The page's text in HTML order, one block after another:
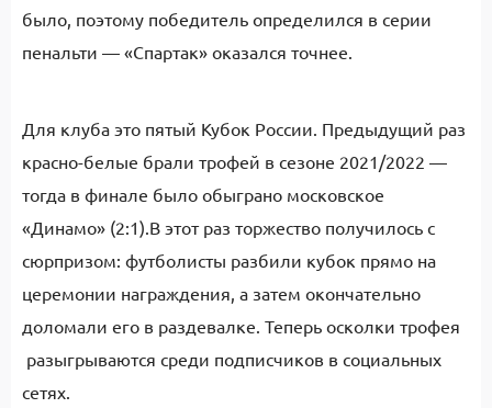
было, поэтому победитель определился в серии
пенальти — «Спартак» оказался точнее.
Для клуба это пятый Кубок России. Предыдущий раз
красно-белые брали трофей в сезоне 2021/2022 —
тогда в финале было обыграно московское
«Динамо» (2:1).В этот раз торжество получилось с
сюрпризом: футболисты разбили кубок прямо на
церемонии награждения, а затем окончательно
доломали его в раздевалке. Теперь осколки трофея
разыгрываются среди подписчиков в социальных
сетях.